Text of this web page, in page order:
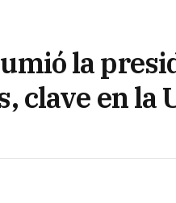
la
clave en la